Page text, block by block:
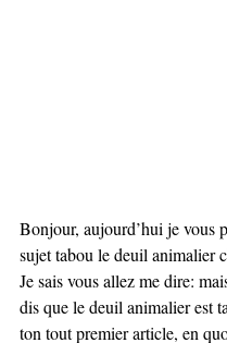
Bonjour, aujourd’hui je vous
sujet tabou le deuil animalier
Je sais vous allez me dire:
dis que le deuil animalier est
ton tout premier article, en